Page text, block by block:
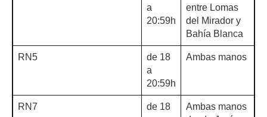
a
20:59h
entre Lomas
del Mirador y
Bahía Blanca
RN5
de 18
a
20:59h
Ambas manos
RN7
de 18
Ambas manos